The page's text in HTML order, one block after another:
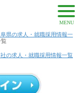
MENU
県の求人・就職採用情報一
覧
の求人・就職採用情報一覧